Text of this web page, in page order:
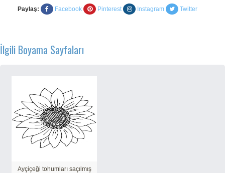
Paylaş: Facebook Pinterest Instagram Twitter
İlgili Boyama Sayfaları
Ayçiçeği tohumları saçılmış